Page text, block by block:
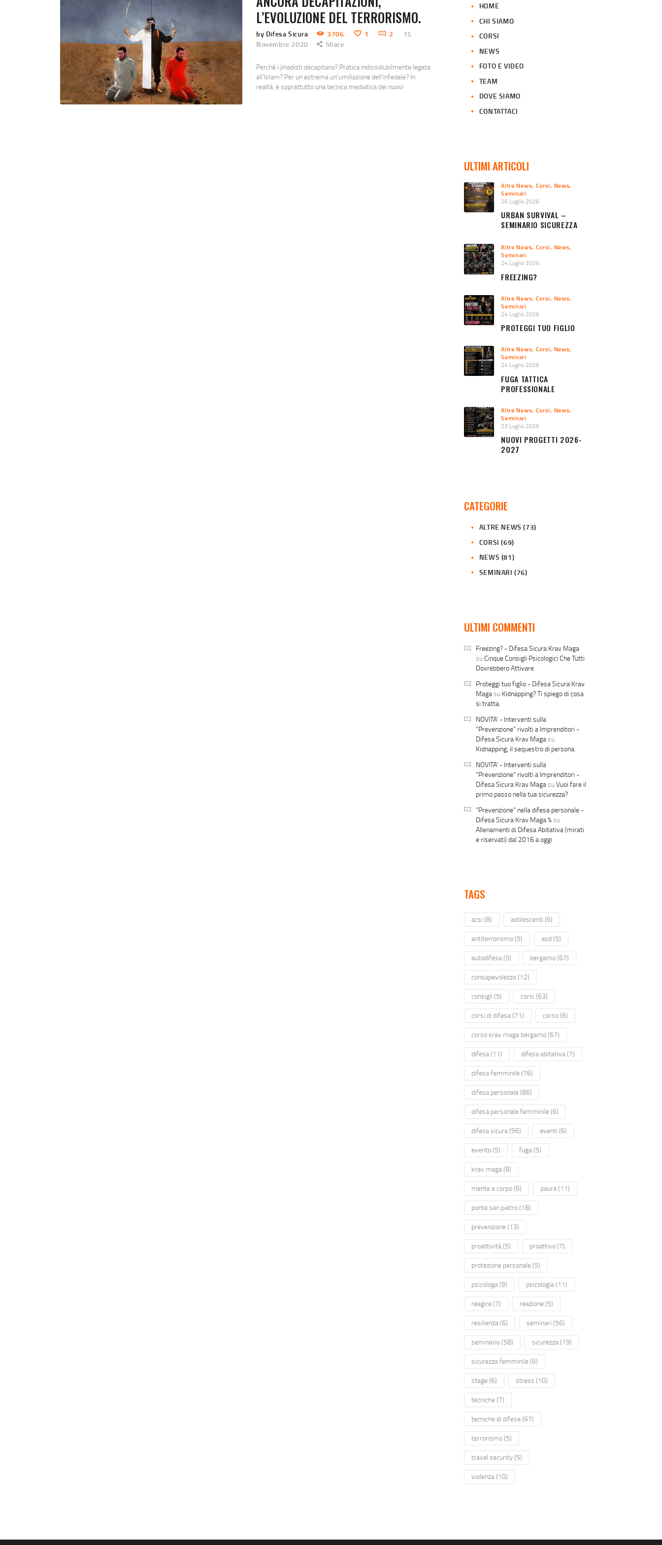
L’EVOLUZIONE DEL TERRORISMO.
by Difesa Sicura 3706 1 2
15
Novembre 2020
Share
Perché i jihadisti decapitano? Pratica indissolubilmente legata
all’Islam? Per un estrema un’umiliazione dell’infedele? In
realtà, è soprattutto una tecnica mediatica dei nuovi
HOME
CHI SIAMO
CORSI
NEWS
FOTO E VIDEO
TEAM
DOVE SIAMO
CONTATTACI
ULTIMI ARTICOLI
Altre News, Corsi, News,
Seminari
26 Luglio 2026
URBAN SURVIVAL –
SEMINARIO SICUREZZA
Altre News, Corsi, News,
Seminari
24 Luglio 2026
FREEZING?
Altre News, Corsi, News,
Seminari
24 Luglio 2026
PROTEGGI TUO FIGLIO
Altre News, Corsi, News,
Seminari
24 Luglio 2026
FUGA TATTICA
PROFESSIONALE
Altre News, Corsi, News,
Seminari
23 Luglio 2026
NUOVI PROGETTI 2026-
2027
CATEGORIE
ALTRE NEWS (73)
CORSI (69)
NEWS (81)
SEMINARI (76)
ULTIMI COMMENTI
Freezing? - Difesa Sicura Krav Maga
su Cinque Consigli Psicologici Che Tutti
Dovrebbero Attivare
Proteggi tuo figlio - Difesa Sicura Krav
Magasu Kidnapping? Ti spiego di cosa
si tratta.
NOVITA' - Interventi sulla
"Prevenzione" rivolti a Imprenditori -
Difesa Sicura Krav Magasu
Kidnapping, il sequestro di persona.
NOVITA' - Interventi sulla
"Prevenzione" rivolti a Imprenditori -
Difesa Sicura Krav Maga suVuoi fare il
primo passo nella tua sicurezza?
"Prevenzione" nella difesa personale -
Difesa Sicura Krav Maga %su
Allenamenti di Difesa Abitativa (mirati
e riservati) dal 2016 a oggi
TAGS
acsi (8) adolescenti (6)
antiterrorismo(5) asd(5)
autodifesa (5) bergamo(67)
consapevolezza (12)
consigli (5) corsi (63)
corsi di difesa (71) corso(6)
corso krav maga bergamo(67)
difesa (11) difesa abitativa (7)
difesa femminile(76)
difesa personale(86)
difesa personale femminile(6)
difesa sicura (96) eventi (6)
evento(5) fuga (5)
krav maga (8)
mente e corpo(6) paura (11)
ponte san pietro(18)
prevenzione(13)
proattività (5) proattivo(7)
protezione personale(5)
psicologa (9) psicologia (11)
reagire(7) reazione(5)
resilienza (6) seminari (56)
seminario(58) sicurezza (19)
sicurezza femminile(6)
stage(6) stress (10)
tecniche(7)
tecniche di difesa (67)
terrorismo(5)
travel security (5)
violenza (10)